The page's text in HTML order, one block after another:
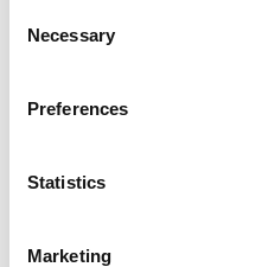
Necessary
Preferences
Statistics
Marketing
et performant
Comparatif de la
Un produit
En plus de répondre aux